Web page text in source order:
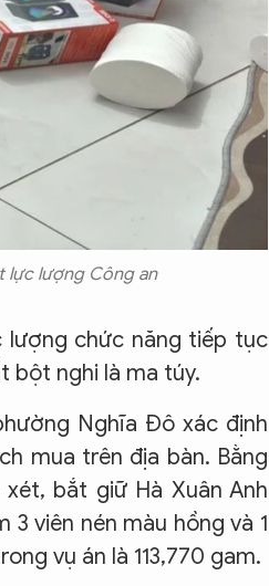
lực lượng Công an
lượng chức năng tiếp tục
bột nghi là ma túy.
Nghĩa Đô xác định
mua trên địa bàn. Bằng
bắt giữ Hà Xuân Anh
viên nén màu hồng và 1
vụ án là 113,770 gam.